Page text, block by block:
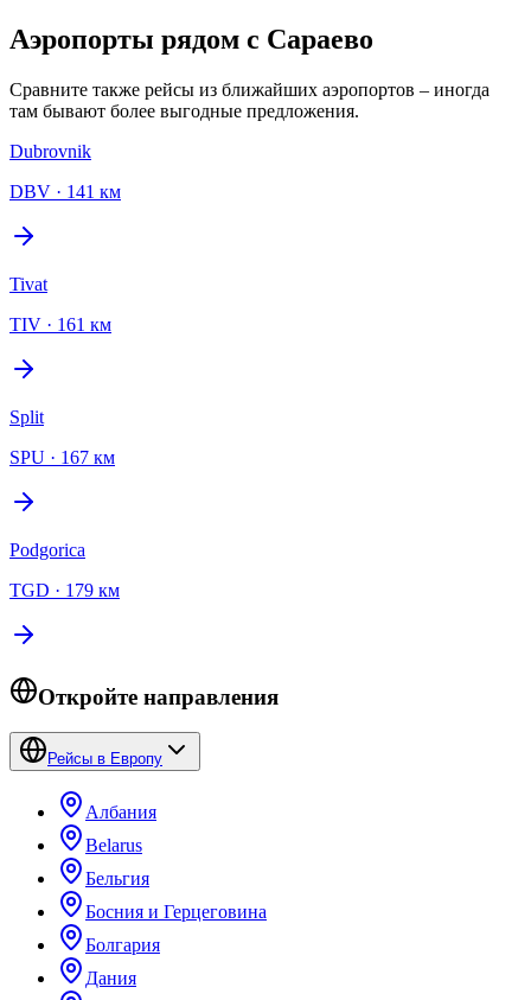
Аэропорты рядом с Сараево
Сравните также рейсы из ближайших аэропортов – иногда
там бывают более выгодные предложения.
Dubrovnik
DBV · 141 км
Tivat
TIV · 161 км
Split
SPU · 167 км
Podgorica
TGD · 179 км
Откройте направления
Рейсы в Европу
Албания
Belarus
Бельгия
Босния и Герцеговина
Болгария
Дания